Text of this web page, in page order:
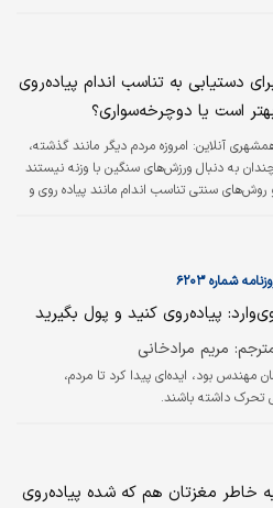
دستیابی به تناسب اندام پیاده‌روی
است یا دوچرخه‌سواری؟
آنلاین: امروزه مردم دیگر مانند گذشته،
به دنبال ورزش‌های سنگین با وزنه نیستند
روش‌های سنتی تناسب اندام مانند پیاده روی و
شماره ۶۲۰۳
پیاده‌‌‌روی کنید و پول بگیرید
مریم مرادخانی
زمان مهندس بود، ایده‌‌‌ای پیدا کرد تا مردم،
تحرک داشته باشند.
خاطر مغزتان هم که شده پیاده‌روی